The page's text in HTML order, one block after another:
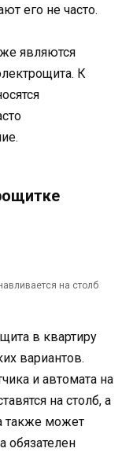
его не часто.
являются
К
на столб
в квартиру
вариантов.
и автомата на
на столб, а
также может
обязателен